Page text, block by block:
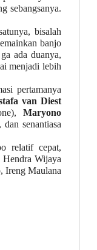
sebangsanya.
bisalah
banjo
ada duanya,
menjadi lebih
pertamanya
van Diest
Maryono
senantiasa
relatif cepat,
Wijaya
Ireng Maulana